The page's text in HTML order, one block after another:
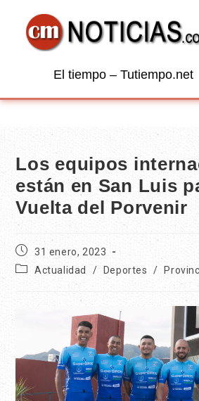
El tiempo – Tutiempo.net
Los equipos
están en San Luis
Vuelta del Porvenir
31 enero, 2023
Actualidad
/ Deportes /